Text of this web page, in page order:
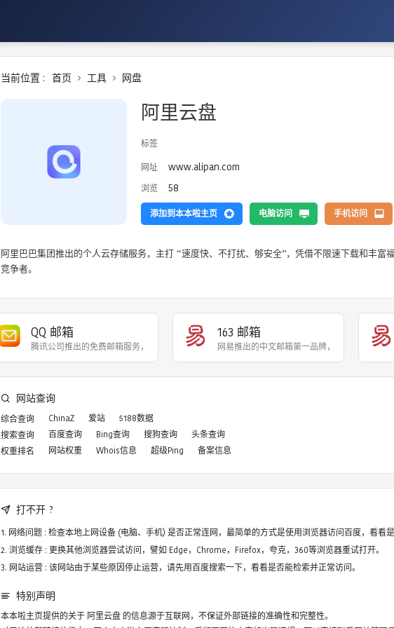
当前位置 : 首页 工具 网盘
阿里云盘
标签
网址
www.alipan.com
浏览 58
添加到本本啦主页 电脑访问 手机访问
阿里巴巴集团推出的个人云存储服务，主打 “速度快、不打扰、够安全”，凭借不限速下载和丰富
竞争者。
QQ 邮箱
腾讯公司推出的免费邮箱服务，国内用户量最大的邮箱产
163 邮箱
网易推出的中文邮箱第一品牌，以容量大、速
网站查询
综合查询 ChinaZ 爱站
5188数据
搜索查询
百度查询 Bing查询 搜狗查询
头条查询
权重排名
网站权重 Whois信息 超级Ping 备案信息
打不开 ?
网络问题 : 检查本地上网设备 (电脑、手机) 是否正常连网，最简单的方式是使用浏览器访问百度，看看是
浏览缓存 : 更换其他浏览器尝试访问，譬如 Edge，Chrome，Firefox，夸克，360等浏览器重试打开。
网站运营 : 该网站由于某些原因停止运营，请先用百度搜索一下，看看是否能检索并正常访问。
特别声明
本本啦主页提供的关于 阿里云盘的信息源于互联网，不保证外部链接的准确性和完整性。